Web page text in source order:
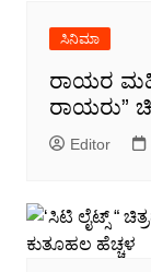
ಸಿನಿಮಾ
ರಾಯರ
ರಾಯರು”
Editor